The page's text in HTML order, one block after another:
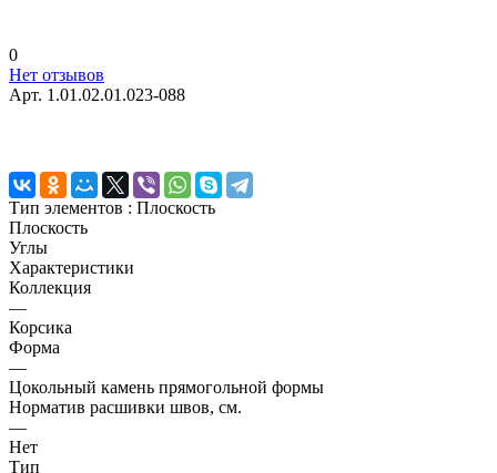
0
Нет отзывов
Арт. 1.01.02.01.023-088
Тип элементов : Плоскость
Плоскость
Углы
Характеристики
Коллекция
—
Корсика
Форма
—
Цокольный камень прямогольной формы
Норматив расшивки швов, см.
—
Нет
Тип